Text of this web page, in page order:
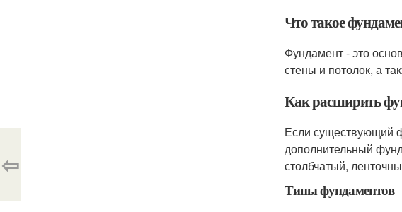
Что такое
Фундамент - это
стены и потолок, а
Как расширить
Если существующий
дополнительный
столбчатый,
Типы фундаментов
⇦